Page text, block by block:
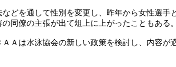
どを通して性別を変更し、昨年から女性選手
同僚の主張が出て俎上に上がったこともある。
Ａは水泳協会の新しい政策を検討し、内容が